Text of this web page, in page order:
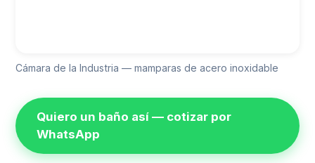
Cámara de la Industria — mamparas de acero inoxidable
Quiero un baño así — cotizar por
WhatsApp